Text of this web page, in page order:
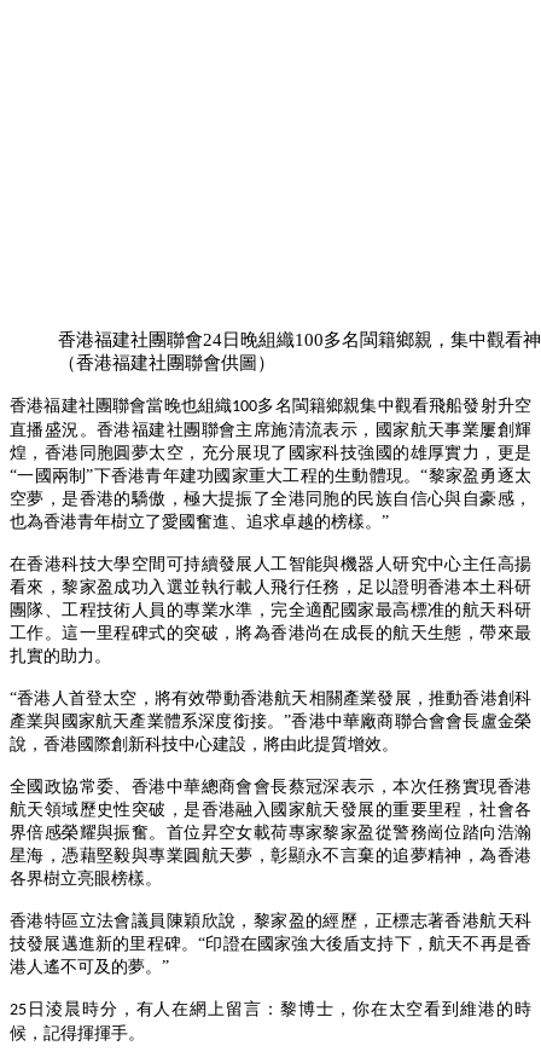
香港福建社團聯會24日晚組織100多名閩籍鄉親，集中觀看
（香港福建社團聯會供圖）
香港福建社團聯會當晚也組織100多名閩籍鄉親集中觀看飛船發射升空
直播盛況。香港福建社團聯會主席施清流表示，國家航天事業屢創輝
煌，香港同胞圓夢太空，充分展現了國家科技強國的雄厚實力，更是
“一國兩制”下香港青年建功國家重大工程的生動體現。“黎家盈勇逐太
空夢，是香港的驕傲，極大提振了全港同胞的民族自信心與自豪感，
也為香港青年樹立了愛國奮進、追求卓越的榜樣。”
在香港科技大學空間可持續發展人工智能與機器人研究中心主任高揚
看來，黎家盈成功入選並執行載人飛行任務，足以證明香港本土科研
團隊、工程技術人員的專業水準，完全適配國家最高標准的航天科研
工作。這一里程碑式的突破，將為香港尚在成長的航天生態，帶來最
扎實的助力。
“香港人首登太空，將有效帶動香港航天相關產業發展，推動香港創科
產業與國家航天產業體系深度銜接。”香港中華廠商聯合會會長盧金榮
說，香港國際創新科技中心建設，將由此提質增效。
全國政協常委、香港中華總商會會長蔡冠深表示，本次任務實現香港
航天領域歷史性突破，是香港融入國家航天發展的重要里程，社會各
界倍感榮耀與振奮。首位昇空女載荷專家黎家盈從警務崗位踏向浩瀚
星海，憑藉堅毅與專業圓航天夢，彰顯永不言棄的追夢精神，為香港
各界樹立亮眼榜樣。
香港特區立法會議員陳穎欣說，黎家盈的經歷，正標志著香港航天科
技發展邁進新的里程碑。“印證在國家強大後盾支持下，航天不再是香
港人遙不可及的夢。”
25 日淩晨時分，有人在網上留言：黎博士，你在太空看到維港的時
候，記得揮揮手。